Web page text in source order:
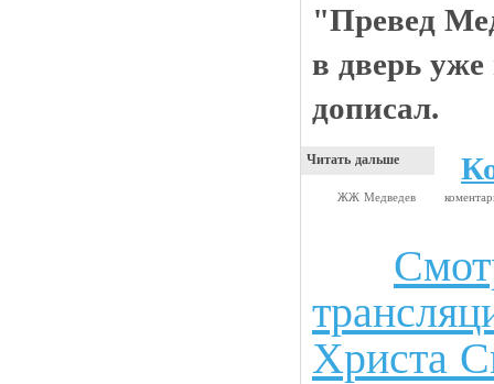
"Превед
в дверь
дописал.
Читать дальше
ЖЖ Медведев
Христа